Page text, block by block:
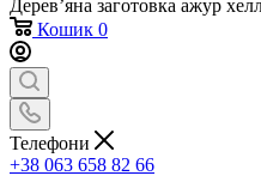
Дерев’яна заготовка ажур
Кошик 0
Телефони
+38 063 658 82 66